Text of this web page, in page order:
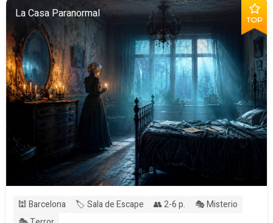
TOP
La Casa Paranormal
🕍 Barcelona 🏷️ Sala de Escape 👥 2-6 p.
🎭 Misterio